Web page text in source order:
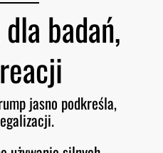
badań,
jasno podkreśla,